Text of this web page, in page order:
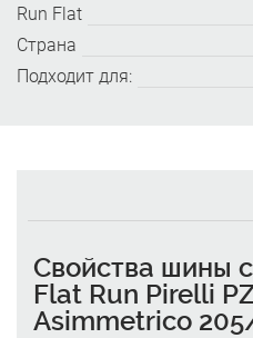
Run Flat
Страна
Подходит для:
Свойства шины
Flat Run Pirelli
Asimmetrico